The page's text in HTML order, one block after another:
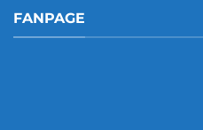
FANPAGE